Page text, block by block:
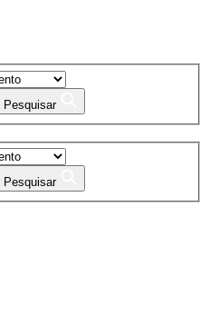
Pesquisar
Pesquisar